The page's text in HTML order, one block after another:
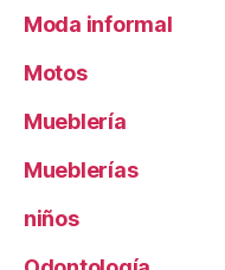
Moda informal
Motos
Mueblería
Mueblerías
niños